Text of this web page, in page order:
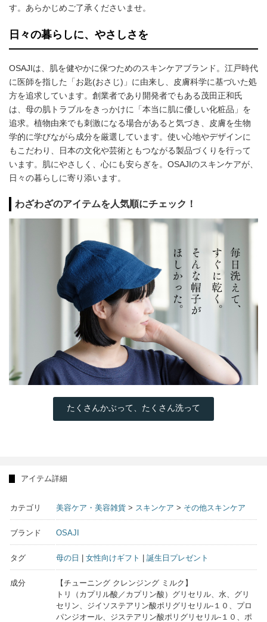
す。あらかじめご了承くださいませ。
日々の暮らしに、やさしさを
OSAJIは、肌を健やかに保つためのスキンケアブランド。江戸時代
に医師を指した「お匙(おさじ)」に由来し、皮膚科学に基づいた処
方を追求しています。創業者であり開発者でもある茂田正和氏
は、母の肌トラブルをきっかけに「本当に肌に優しい化粧品」を
追求。植物由来でも刺激になる場合があると気づき、皮膚を生物
学的に学びながら成分を厳選しています。使い心地やデザインに
もこだわり、日本の文化や芸術ともつながる製品づくりを行って
います。肌にやさしく、心にも安らぎを。OSAJIのスキンケアが、
日々の暮らしに寄り添います。
わざわざのアイテムを人気順にチェック！
たくさんかぶって、たくさん洗って
アイテム詳細
カテゴリ 美容ケア・美容雑貨 > スキンケア > その他スキンケア
ブランド OSAJI
タグ 母の日 | 女性向けギフト | 誕生日プレゼント
成分
【チューニング クレンジング ミルク】
トリ（カプリル酸／カプリン酸）グリセリル、水、グリ
セリン、ジイソステアリン酸ポリグリセリル-１０、プロ
パンジオール、ジステアリン酸ポリグリセリル-１０、ポ